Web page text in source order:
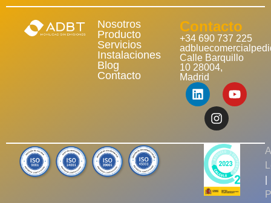
Nosotros
Producto
Servicios
Instalaciones
Blog
Contacto
Contacto
+34 690 737 225
Calle Barquillo
10 28004,
Madrid